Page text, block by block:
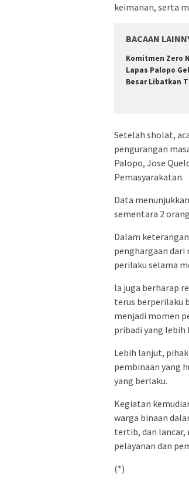
keimanan, serta
BACAAN
Komitmen Zero
Lapas Palopo
Besar Libatkan
Setelah sholat,
pengurangan
Palopo, Jose
Pemasyarakatan.
Data
sementara 2
Dalam
penghargaan dari
perilaku selama
Ia juga berharap
terus berperilaku
menjadi momen
pribadi yang lebih
Lebih lanjut,
pembinaan yang
yang berlaku.
Kegiatan
warga binaan
tertib, dan lancar,
pelayanan dan
(*)